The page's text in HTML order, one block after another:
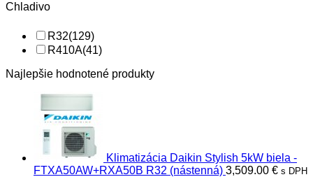
Chladivo
R32(129)
R410A(41)
Najlepšie hodnotené produkty
Klimatizácia Daikin Stylish 5kW biela -
FTXA50AW+RXA50B R32 (nástenná) 3,509.00 € s DPH